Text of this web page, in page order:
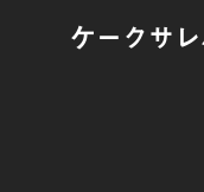
ケークサ